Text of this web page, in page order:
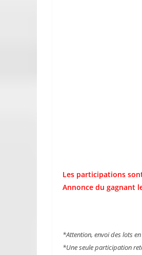
Les participations
Annonce du gagnant
*Attention, envoi des lots
*Une seule participation